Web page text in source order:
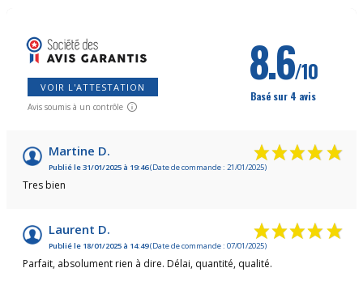
VOIR L'ATTESTATION
Avis soumis à un contrôle
8.6/10
Basé sur 4 avis
Martine D.
Publié le 31/01/2025 à 19:46(Date de commande : 21/01/2025)
Tres bien
Laurent D.
Publié le 18/01/2025 à 14:49(Date de commande : 07/01/2025)
Parfait, absolument rien à dire. Délai, quantité, qualité.